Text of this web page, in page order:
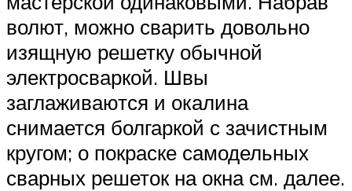
волют, можно сварить довольно
изящную решетку обычной
электросваркой. Швы
заглаживаются и окалина
снимается болгаркой с зачистным
кругом; о покраске самодельных
сварных решеток на окна см. далее.